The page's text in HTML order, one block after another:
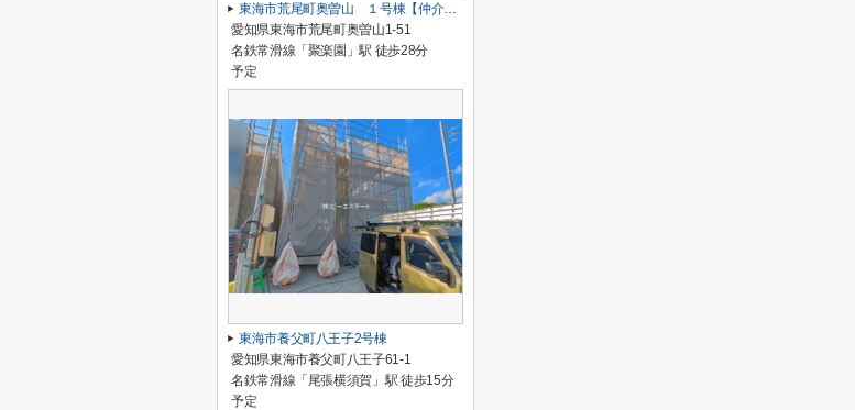
東海市荒尾町奥曽山 １号棟【仲介手数料0円】
愛知県東海市荒尾町奥曽山1-51
名鉄常滑線「聚楽園」駅 徒歩28分
予定
東海市養父町八王子2号棟
愛知県東海市養父町八王子61-1
名鉄常滑線「尾張横須賀」駅 徒歩15分
予定